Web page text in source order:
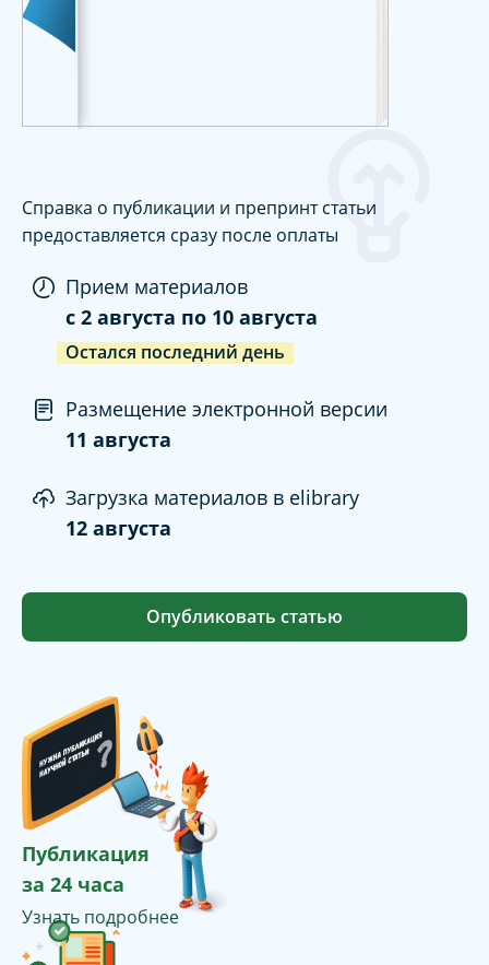
Справка о публикации и препринт статьи
предоставляется сразу после оплаты
Прием материалов
c 2 августа по 10 августа
Остался последний день
Размещение электронной версии
11 августа
Загрузка материалов в elibrary
12 августа
Опубликовать статью
Публикация
за 24 часа
Узнать подробнее